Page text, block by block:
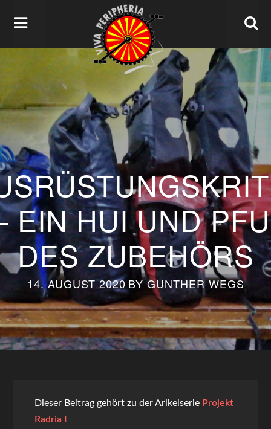
EIN HUI UND
DES ZUBEHÖRS
14. AUGUST 2020 BYGUNTHER WEGS
Dieser Beitrag gehört zu der Arikelserie Projekt
Radria I